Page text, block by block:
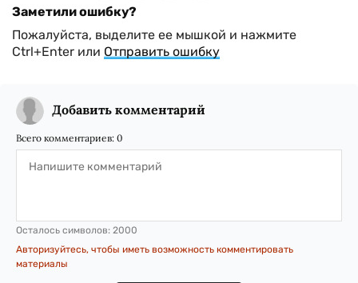
Заметили ошибку?
Пожалуйста, выделите ее мышкой и нажмите
Ctrl+Enter или Отправить ошибку
Добавить комментарий
Всего комментариев: 0
Осталось символов: 2000
Авторизуйтесь, чтобы иметь возможность комментировать
материалы